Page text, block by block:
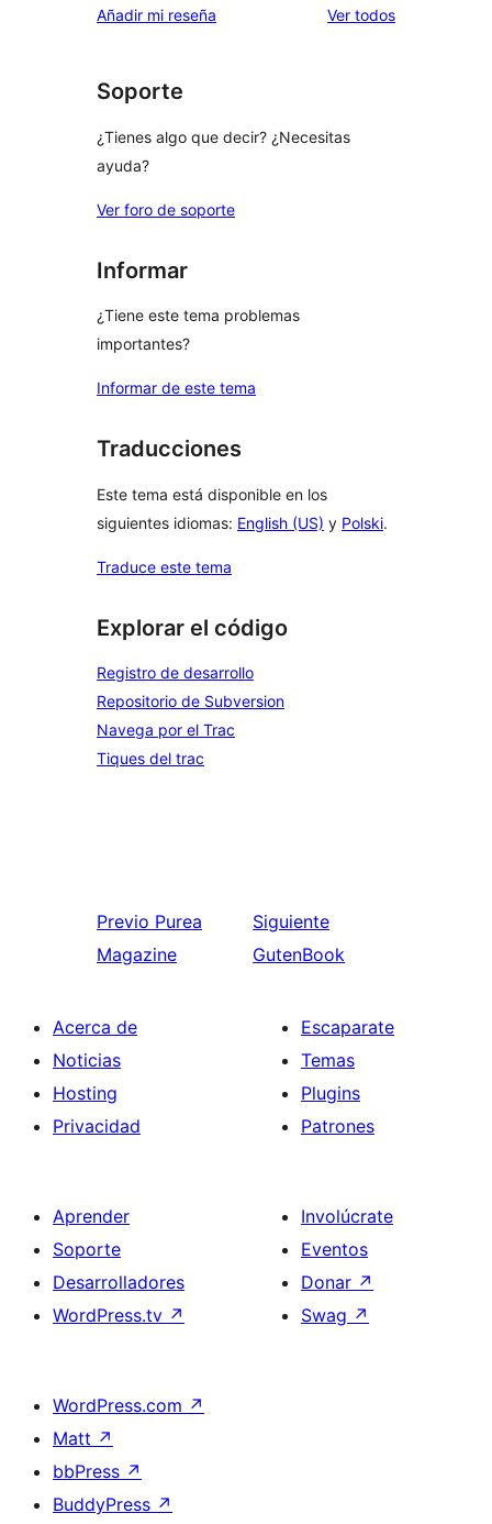
estrellas
de
Añadir mi reseña Ver todoslos
Soporte
¿Tienes algo que decir? ¿Necesitas
ayuda?
Ver foro de soporte
Informar
¿Tiene este tema problemas
importantes?
Informar de este tema
Traducciones
Este tema está disponible en los
siguientes idiomas: English (US) y Polski.
Traduce este tema
Explorar el código
Registro de desarrollo
Repositorio de Subversion
Navega por el Trac
Tiques del trac
Previo Purea
Magazine
Siguiente
GutenBook
Acerca de
Noticias
Hosting
Privacidad
Escaparate
Temas
Plugins
Patrones
Aprender
Soporte
Desarrolladores
WordPress.tv ↗
Involúcrate
Eventos
Donar ↗
Swag ↗
WordPress.com ↗
Matt ↗
bbPress ↗
BuddyPress ↗